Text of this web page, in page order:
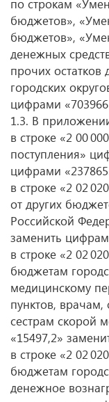
по строкам
бюджетов»,
бюджетов»,
денежных
прочих
городских
цифрами
1.3. В
в строке «2 00
поступления»
цифрами
в строке «2 02
от других
Российской
заменить
в строке «2 02
бюджетам
медицинскому
пунктов,
сестрам скорой
«15497,2»
в строке «2 02
бюджетам
денежное